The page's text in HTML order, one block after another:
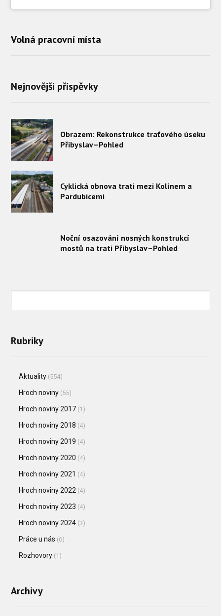
Volná pracovní místa
Nejnovější příspěvky
Obrazem: Rekonstrukce traťového úseku
Přibyslav–Pohled
Cyklická obnova trati mezi Kolínem a
Pardubicemi
Noční osazování nosných konstrukcí
mostů na trati Přibyslav–Pohled
Rubriky
Aktuality (554)
Hroch noviny (55)
Hroch noviny 2017 (1)
Hroch noviny 2018 (4)
Hroch noviny 2019 (4)
Hroch noviny 2020 (4)
Hroch noviny 2021 (4)
Hroch noviny 2022 (4)
Hroch noviny 2023 (4)
Hroch noviny 2024 (3)
Práce u nás (6)
Rozhovory (1)
Archivy